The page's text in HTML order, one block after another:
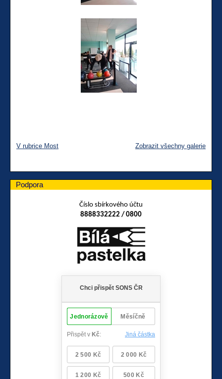
V rubrice Most Zobrazit všechny galerie
Podpora
Číslo sbírkového účtu
8888332222 / 0800